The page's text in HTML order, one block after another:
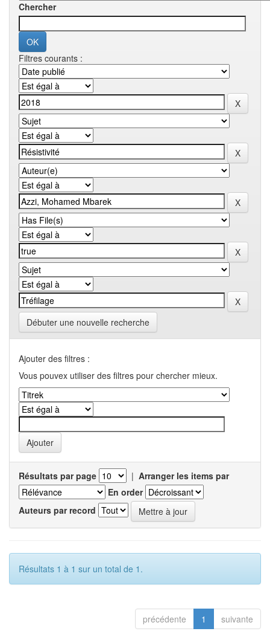
Chercher
Filtres courants :
Débuter une nouvelle recherche
Ajouter des filtres :
Vous pouvex utiliser des filtres pour chercher mieux.
Résultats par page | Arranger les items par
En order
Auteurs par record
Résultats 1 à 1 sur un total de 1.
précédente 1 suivante